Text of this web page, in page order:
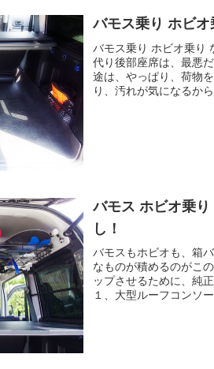
バモス乗り ホビオ
バモス乗り ホビオ乗り
代り後部座席は、最悪
途は、やっぱり、荷物
り、汚れが気になるか
バモス ホビオ乗
し！
バモスもホビオも、箱
なものが積めるのがこ
ップさせるために、純
１、大型ルーフコンソ